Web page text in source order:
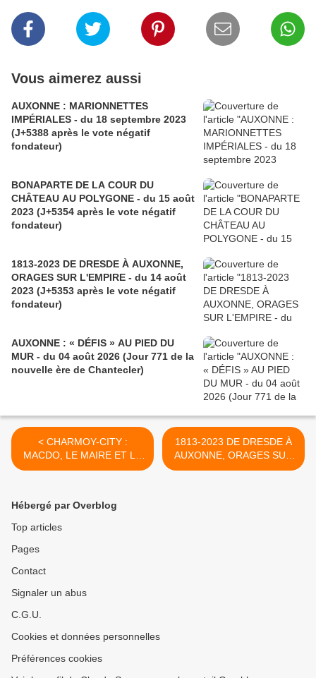
Vous aimerez aussi
AUXONNE : MARIONNETTES
IMPÉRIALES - du 18 septembre 2023
(J+5388 après le vote négatif
fondateur)
BONAPARTE DE LA COUR DU
CHÂTEAU AU POLYGONE - du 15 août
2023 (J+5354 après le vote négatif
fondateur)
1813-2023 DE DRESDE À AUXONNE,
ORAGES SUR L'EMPIRE - du 14 août
2023 (J+5353 après le vote négatif
fondateur)
AUXONNE : « DÉFIS » AU PIED DU
MUR - du 04 août 2026 (Jour 771 de la
nouvelle ère de Chantecler)
< CHARMOY-CITY :
MACDO, LE MAIRE ET LE
1er VICE-PRÉSIDENT (1) -
fondateur)
1813-2023 DE DRESDE À
AUXONNE, ORAGES SUR
L'EMPIRE - du 14 août
Hébergé par Overblog
Top articles
Pages
Contact
Signaler un abus
C.G.U.
Cookies et données personnelles
Préférences cookies